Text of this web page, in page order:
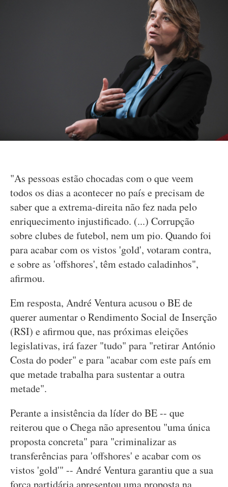
"As pessoas estão chocadas com o que veem
todos os dias a acontecer no país e precisam de
saber que a extrema-direita não fez nada pelo
enriquecimento injustificado. (...) Corrupção
sobre clubes de futebol, nem um pio. Quando foi
para acabar com os vistos 'gold', votaram contra,
e sobre as 'offshores', têm estado caladinhos",
afirmou.
Em resposta, André Ventura acusou o BE de
querer aumentar o Rendimento Social de Inserção
(RSI) e afirmou que, nas próximas eleições
legislativas, irá fazer "tudo" para "retirar António
Costa do poder" e para "acabar com este país em
que metade trabalha para sustentar a outra
metade".
Perante a insistência da líder do BE -- que
reiterou que o Chega não apresentou "uma única
proposta concreta" para "criminalizar as
transferências para 'offshores' e acabar com os
vistos 'gold'" -- André Ventura garantiu que a sua
força partidária apresentou uma proposta na